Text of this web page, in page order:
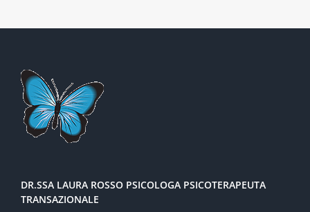
DR.SSA LAURA ROSSO PSICOLOGA PSICOTERAPEUTA
TRANSAZIONALE